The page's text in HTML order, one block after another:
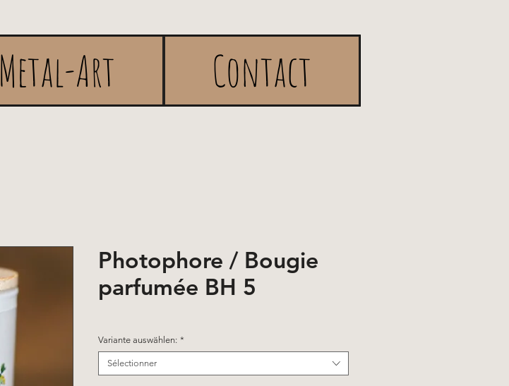
Metal-Art Contact
Photophore / Bougie
parfumée BH 5
Variante auswählen: *
Sélectionner